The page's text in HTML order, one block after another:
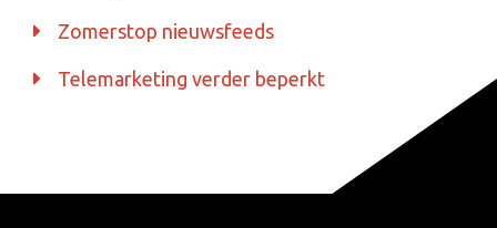
Zomerstop nieuwsfeeds
Telemarketing verder beperkt